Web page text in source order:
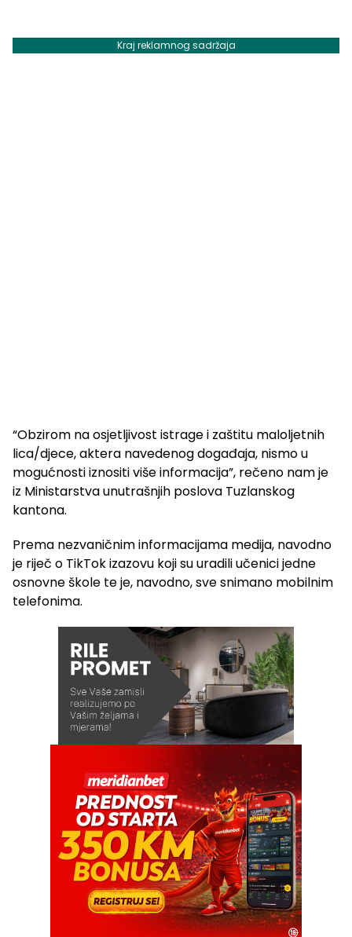
Kraj reklamnog sadržaja
“Obzirom na osjetljivost istrage i zaštitu maloljetnih
lica/djece, aktera navedenog događaja, nismo u
mogućnosti iznositi više informacija”, rečeno nam je
iz Ministarstva unutrašnjih poslova Tuzlanskog
kantona.
Prema nezvaničnim informacijama medija, navodno
je riječ o TikTok izazovu koji su uradili učenici jedne
osnovne škole te je, navodno, sve snimano mobilnim
telefonima.